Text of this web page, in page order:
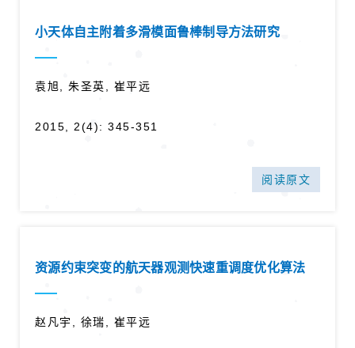
小天体自主附着多滑模面鲁棒制导方法研究
袁旭, 朱圣英, 崔平远
2015, 2(4): 345-351
阅读原文
资源约束突变的航天器观测快速重调度优化算法
赵凡宇, 徐瑞, 崔平远